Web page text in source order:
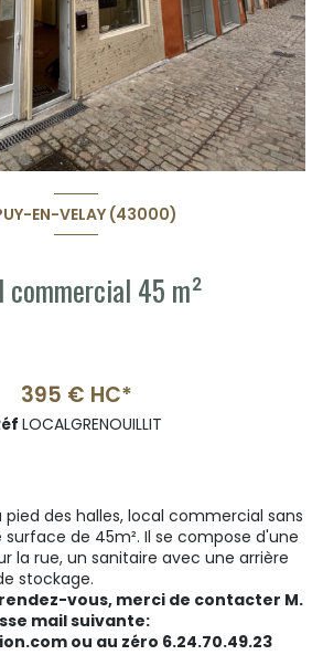
EN-VELAY (43000)
Local commercial 45 m²
395 € HC*
LOCALGRENOUILLIT
pied des halles, local commercial sans
de 45m². Il se compose d'une
la rue, un sanitaire avec une arrière
stockage.
vous, merci de contacter M.
mail suivante:
ou au zéro 6.24.70.49.23